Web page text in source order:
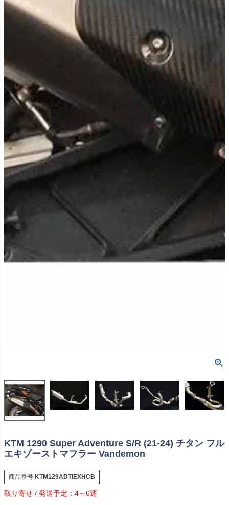
KTM 1290 Super Adventure S/R (21-24) チタン フル
エキゾーストマフラー Vandemon
商品番号 KTM129ADTIEXHCB
4～6週